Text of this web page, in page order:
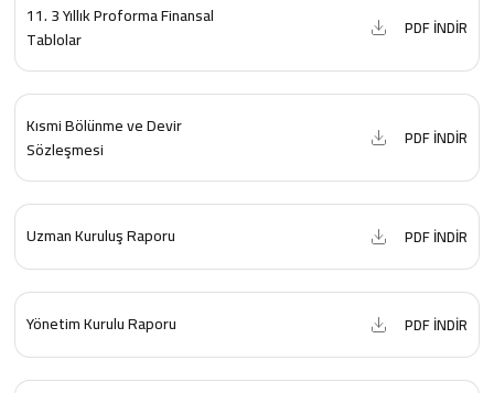
11. 3 Yıllık Proforma Finansal
Tablolar
PDF İNDİR
Kısmi Bölünme ve Devir
Sözleşmesi
PDF İNDİR
Uzman Kuruluş Raporu PDF İNDİR
Yönetim Kurulu Raporu PDF İNDİR